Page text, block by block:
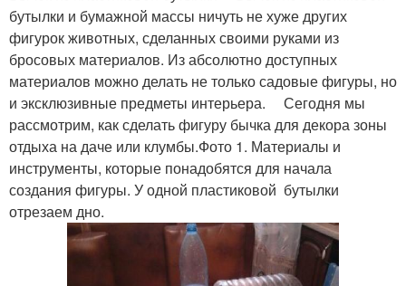
бутылки и бумажной массы ничуть не хуже других
фигурок животных, сделанных своими руками из
бросовых материалов. Из абсолютно доступных
материалов можно делать не только садовые фигуры, но
и эксклюзивные предметы интерьера. Сегодня мы
рассмотрим, как сделать фигуру бычка для декора зоны
отдыха на даче или клумбы.Фото 1. Материалы и
инструменты, которые понадобятся для начала
создания фигуры. У одной пластиковой бутылки
отрезаем дно.